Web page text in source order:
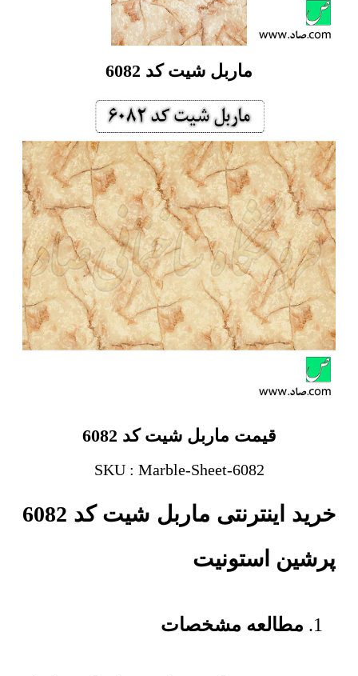
ماربل شیت کد 6082
قیمت ماربل شیت کد 6082
SKU : Marble-Sheet-6082
خرید اینترنتی ماربل شیت کد 6082
پرشین استونیت
مطالعه مشخصات